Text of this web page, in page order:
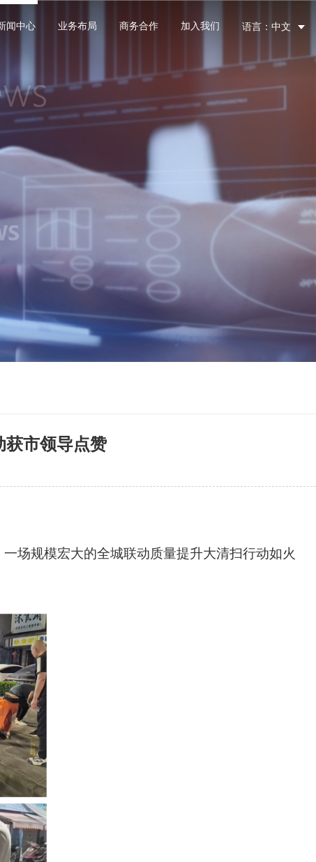
闻中心 业务布局 商务合作 加入我们 语言：中文
获市领导点赞
一场规模宏大的全城联动质量提升大清扫行动如火